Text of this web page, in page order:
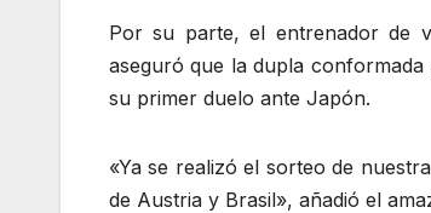
Por su parte, el entrenador de
aseguró que la dupla
su primer duelo ante Japón.
«Ya se realizó el sorteo de
de Austria y Brasil», añadió el